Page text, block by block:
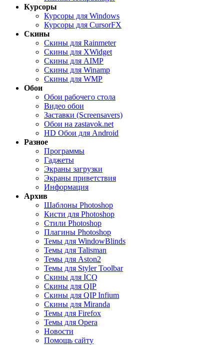
Курсоры
Курсоры для Windows
Курсоры для CursorFX
Скины
Скины для Rainmeter
Скины для XWidget
Скины для AIMP
Скины для Winamp
Скины для WMP
Обои
Обои рабочего стола
Видео обои
Заставки (Screensavers)
Обои на zastavok.net
HD Обои для Android
Разное
Программы
Гаджеты
Экраны загрузки
Экраны приветствия
Информация
Архив
Шаблоны Photoshop
Кисти для Photoshop
Стили Photoshop
Плагины Photoshop
Темы для WindowBlinds
Темы для Talisman
Темы для Aston2
Темы для Styler Toolbar
Скины для ICQ
Скины для QIP
Скины для QIP Infium
Скины для Miranda
Темы для Firefox
Темы для Opera
Новости
Помощь сайту